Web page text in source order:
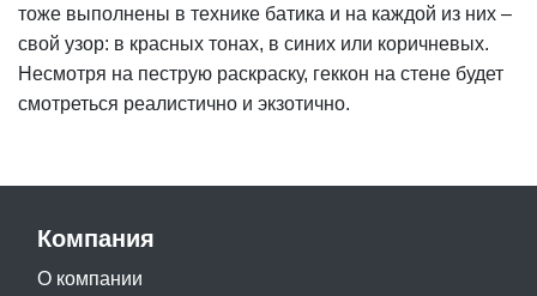
тоже выполнены в технике батика и на каждой из них –
свой узор: в красных тонах, в синих или коричневых.
Несмотря на пеструю раскраску, геккон на стене будет
смотреться реалистично и экзотично.
Компания
О компании